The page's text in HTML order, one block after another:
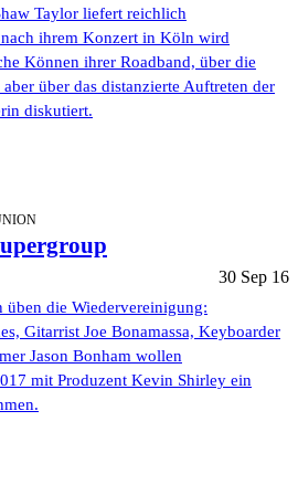
Taylor liefert reichlich
ihrem Konzert in Köln wird
Können ihrer Roadband, über die
über das distanzierte Auftreten der
diskutiert.
30 Sep 16
die Wiedervereinigung:
Gitarrist Joe Bonamassa, Keyboarder
Jason Bonham wollen
mit Produzent Kevin Shirley ein